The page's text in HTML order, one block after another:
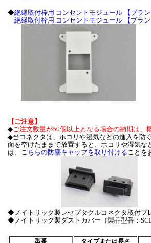
◆絶縁取付枠用 コンセントモジュール 【ブ
絶縁取付枠用 コンセントモジュール 【ブ
【ご注意】
◆ ご注文数量が50個以上となる場合の納期は
◆当コネクタは、ホコリや湿気などの進入を防
面を空けたままで放置すると、ホコリや湿気
は、
こちらの防塵キャップを取り付ける ことを
◆ノイトリック製レセプタクルコネクタ取付プ
◆ノイトリック製ダストカバー（製品型番：